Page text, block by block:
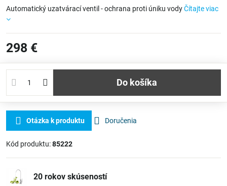
Automatický uzatvárací ventil - ochrana proti úniku vodyČítajte viac
298 €
Do košíka
Otázka k produktu Doručenia
Kód produktu:85222
20 rokov skúseností